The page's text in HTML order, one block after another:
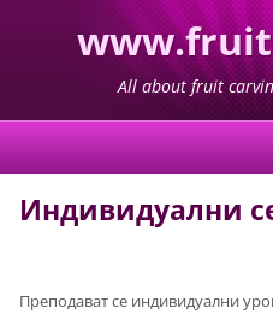
All about fruit
Индивидуални
Преподават се индивидуални